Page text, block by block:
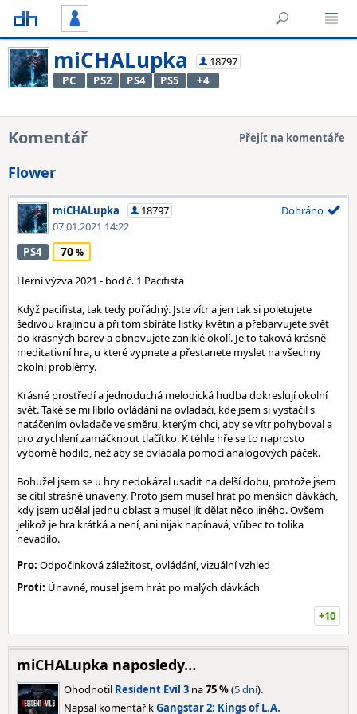
miCHALupka
18797
PC
PS2 PS4 PS5 +4
Komentář Přejít na komentáře
Flower
miCHALupka
18797
07.01.2021 14:22
Dohráno
PS4 70
Herní výzva 2021 - bod č. 1 Pacifista
Když pacifista, tak tedy pořádný. Jste vítr a jen tak si poletujete
šedivou krajinou a při tom sbíráte lístky květin a přebarvujete svět
do krásných barev a obnovujete zaniklé okolí. Je to taková krásně
meditativní hra, u které vypnete a přestanete myslet na všechny
okolní problémy.
Krásné prostředí a jednoduchá melodická hudba dokreslují okolní
svět. Také se mi líbilo ovládání na ovladači, kde jsem si vystačil s
natáčením ovladače ve směru, kterým chci, aby se vítr pohyboval a
pro zrychlení zamáčknout tlačítko. K téhle hře se to naprosto
výborně hodilo, než aby se ovládala pomocí analogových páček.
Bohužel jsem se u hry nedokázal usadit na delší dobu, protože jsem
se cítil strašně unavený. Proto jsem musel hrát po menších dávkách,
kdy jsem udělal jednu oblast a musel jít dělat něco jiného. Ovšem
jelikož je hra krátká a není, ani nijak napínavá, vůbec to tolika
nevadilo.
Pro: Odpočinková záležitost, ovládání, vizuální vzhled
Proti: Únavné, musel jsem hrát po malých dávkách
+10
miCHALupka naposledy…
Ohodnotil Resident Evil 3 na75 %(5 dní).
Napsal komentář kGangstar 2: Kings of L.A.